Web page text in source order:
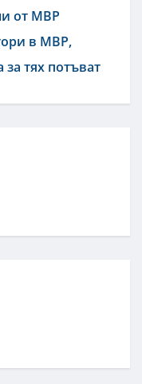
от МВР
в МВР,
тях потъват